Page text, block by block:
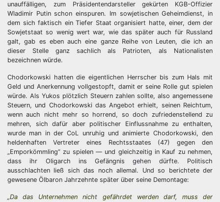
unauffälligen, zum Präsidentendarsteller gekürten KGB-Offizier
Wladimir Putin schon einspuren. Im sowjetischen Geheimdienst, in
dem sich faktisch ein Tiefer Staat organisiert hatte, einer, dem der
Sowjetstaat so wenig wert war, wie das später auch für Russland
galt, gab es eben auch eine ganze Reihe von Leuten, die ich an
dieser Stelle ganz sachlich als Patrioten, als Nationalisten
bezeichnen würde.
Chodorkowski hatten die eigentlichen Herrscher bis zum Hals mit
Geld und Anerkennung vollgestopft, damit er seine Rolle gut spielen
würde. Als Yukos plötzlich Steuern zahlen sollte, also angemessene
Steuern, und Chodorkowski das Angebot erhielt, seinen Reichtum,
wenn auch nicht mehr so horrend, so doch zufriedenstellend zu
mehren, sich dafür aber politischer Einflussnahme zu enthalten,
wurde man in der CoL unruhig und animierte Chodorkowski, den
heldenhaften Vertreter eines Rechtsstaates (47) gegen den
„Emporkömmling“ zu spielen — und gleichzeitig in Kauf zu nehmen,
dass ihr Oligarch ins Gefängnis gehen dürfte. Politisch
ausschlachten ließ sich das noch allemal. Und so berichtete der
gewesene Ölbaron Jahrzehnte später über seine Demontage:
„Da das Unternehmen nicht gefährdet werden darf, muss der